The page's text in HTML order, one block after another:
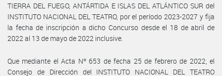
TIERRA DEL FUEGO, ANTÁRTIDA E ISLAS DEL ATLÁNTICO SUR del
INSTITUTO NACIONAL DEL TEATRO, por el período 2023-2027 y fija
la fecha de inscripción a dicho Concurso desde el 18 de abril de
2022 al 13 de mayo de 2022 inclusive.
Que mediante el Acta Nº 653 de fecha 25 de febrero de 2022, el
Consejo de Dirección del INSTITUTO NACIONAL DEL TEATRO